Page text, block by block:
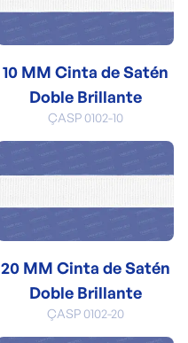
10 MM Cinta de Satén
Doble Brillante
ÇASP 0102-10
20 MM Cinta de Satén
Doble Brillante
ÇASP 0102-20